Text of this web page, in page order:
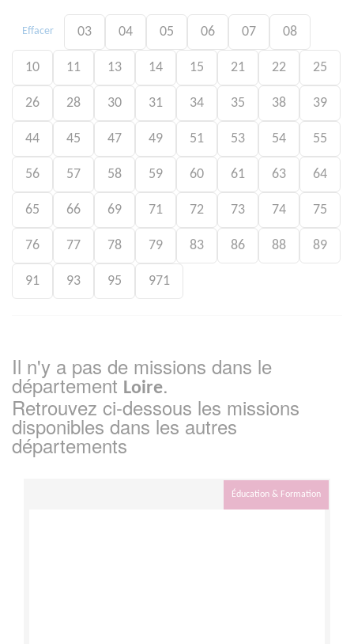
Effacer 03 04 05 06 07 08
10 11 13 14 15 21 22 25
26 28 30 31 34 35 38 39
44 45 47 49 51 53 54 55
56 57 58 59 60 61 63 64
65 66 69 71 72 73 74 75
76 77 78 79 83 86 88 89
91 93 95 971
Il n'y a pas de missions dans le
département Loire.
Retrouvez ci-dessous les missions
disponibles dans les autres
départements
Éducation & Formation